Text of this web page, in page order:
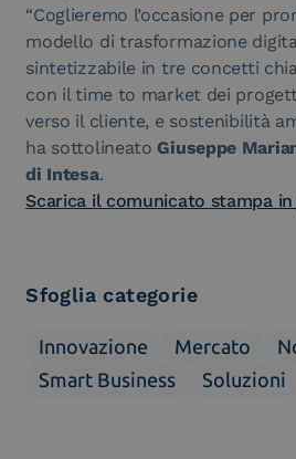
“Coglieremo l’occasione per
modello di trasformazione
sintetizzabile in tre concetti
con il time to market dei
verso il cliente, e sostenibilità
ha sottolineatoGiuseppe
di Intesa.
Scarica il comunicato stampa in
Sfoglia categorie
Innovazione Mercato
Smart Business
Soluzioni